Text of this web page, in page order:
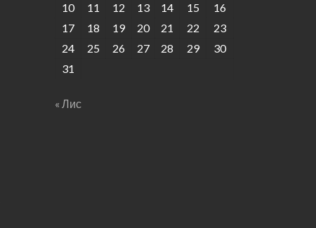
10
11 12 13 14 15
16
17
18 19 20 21 22
23
24
25 26 27 28 29
30
31
« Лис